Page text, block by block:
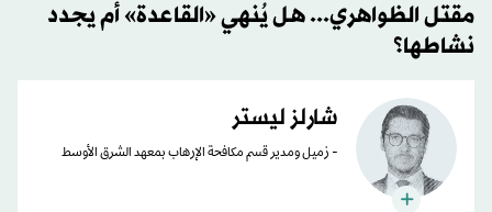
مقتل الظواهري... هل يُنهي «القاعدة» أم يجدد
نشاطها؟
شارلز ليستر
- زميل ومدير قسم مكافحة الإرهاب بمعهد الشرق الأوسط